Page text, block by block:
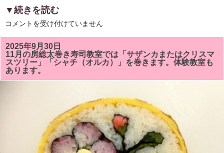
▼続きを読む
2025
11
月
9
日
（日)
の
「市
コメントを受け付けていません
2025年9月30日
11月の房総太巻き寿司教室では「サザンカまたはクリスマ
スツリー」「シャチ（オルカ）」を巻きます。体験教室も
あります。